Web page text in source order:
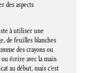
des aspects
à utiliser une
de feuilles blanches
des crayons ou
écrire avec la main
au début, mais c’est